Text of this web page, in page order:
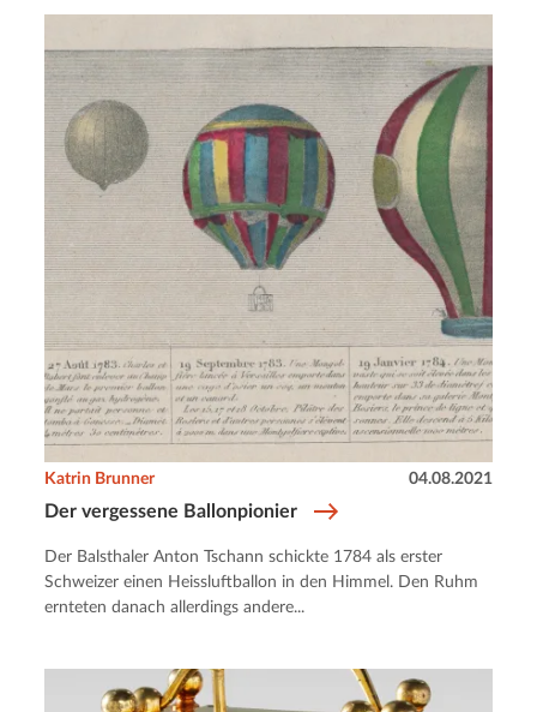
Der vergessene Ballonpionier
Katrin Brunner 04.08.2021
Der Balsthaler Anton Tschann schickte 1784 als erster
Schweizer einen Heissluftballon in den Himmel. Den Ruhm
ernteten danach allerdings andere...